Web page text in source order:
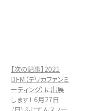
【次の記事】2021
DFM（デリカファンミ
ーティング）に出展
します！ 6月27日